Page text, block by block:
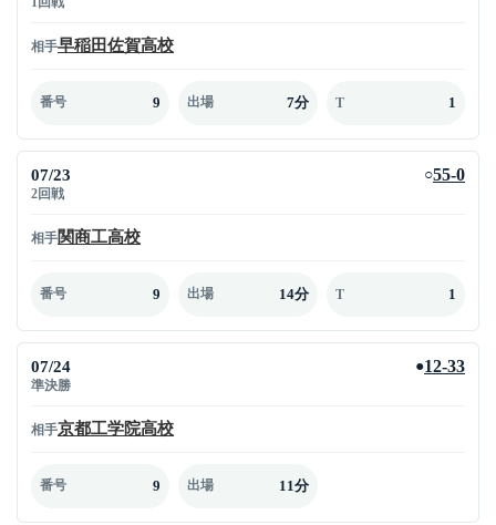
相手早稲田佐賀高校
番号 9 出場 7分 T 1
07/23
2回戦
○55-0
相手関商工高校
番号 9 出場 14分 T 1
07/24
準決勝
●12-33
相手京都工学院高校
番号 9 出場 11分